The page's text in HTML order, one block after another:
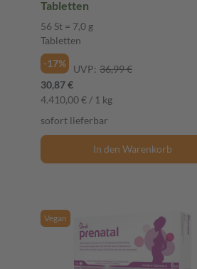
Tabletten
56 St = 7,0 g
Tabletten
-17%
UVP: 36,99 €
30,87 €
4.410,00 € / 1 kg
sofort lieferbar
In den Warenkorb
Vegan